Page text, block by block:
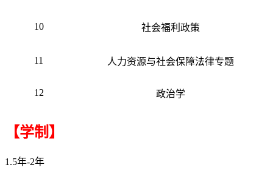
10 社会福利政策
11 人力资源与社会保障法律专题
12 政治学
【学制】
1.5年-2年